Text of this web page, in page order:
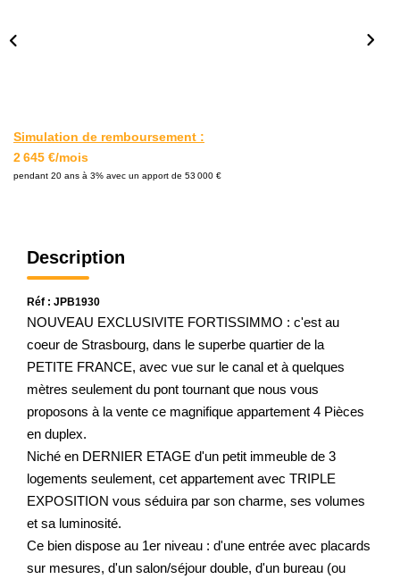
EXTRANET GESTION
Simulation de remboursement :
2 645 €/mois
pendant 20 ans à 3% avec un apport de 53 000 €
Description
Réf : JPB1930
NOUVEAU EXCLUSIVITE FORTISSIMMO : c'est au
coeur de Strasbourg, dans le superbe quartier de la
PETITE FRANCE, avec vue sur le canal et à quelques
mètres seulement du pont tournant que nous vous
proposons à la vente ce magnifique appartement 4 Pièces
en duplex.
Niché en DERNIER ETAGE d'un petit immeuble de 3
logements seulement, cet appartement avec TRIPLE
EXPOSITION vous séduira par son charme, ses volumes
et sa luminosité.
Ce bien dispose au 1er niveau : d'une entrée avec placards
sur mesures, d'un salon/séjour double, d'un bureau (ou